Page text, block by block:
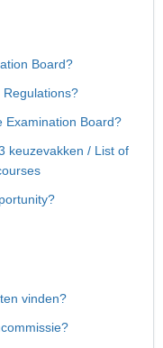
Board?
Examination Board?
keuzevakken / List of
vinden?